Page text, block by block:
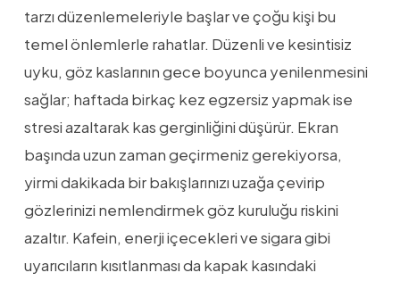
tarzı düzenlemeleriyle başlar ve çoğu kişi bu
temel önlemlerle rahatlar. Düzenli ve kesintisiz
uyku, göz kaslarının gece boyunca yenilenmesini
sağlar; haftada birkaç kez egzersiz yapmak ise
stresi azaltarak kas gerginliğini düşürür. Ekran
başında uzun zaman geçirmeniz gerekiyorsa,
yirmi dakikada bir bakışlarınızı uzağa çevirip
gözlerinizi nemlendirmek göz kuruluğu riskini
azaltır. Kafein, enerji içecekleri ve sigara gibi
uyarıcıların kısıtlanması da kapak kasındaki